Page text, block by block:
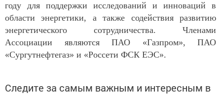
году для поддержки исследований и инноваций в
области энергетики, а также содействия развитию
энергетического сотрудничества. Членами
Ассоциации являются ПАО «Газпром», ПАО
«Сургутнефтегаз» и «Россети ФСК ЕЭС».
Следите за самым важным и интересным в